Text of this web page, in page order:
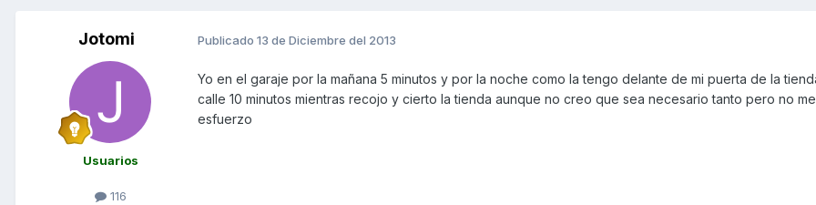
Jotomi
Usuarios
116
Publicado 13 de Diciembre del 2013
Yo en el garaje por la mañana 5 minutos y por la noche como la tengo delante de mi puerta de la
calle 10 minutos mientras recojo y cierto la tienda aunque no creo que sea necesario tanto pero no
esfuerzo